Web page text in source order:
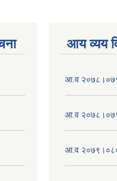
आय व्यय
आ.व २०७८।०७९
आ.व
आ.व